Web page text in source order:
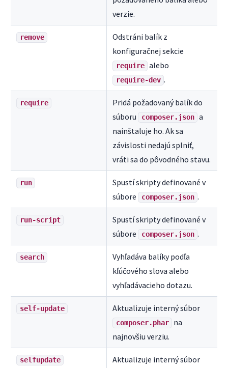
verzie.
remove
Odstráni balík z
konfiguračnej sekcie
require alebo
require-dev .
require
Pridá požadovaný balík do
súboru
composer.json a
nainštaluje ho. Ak sa
závislosti nedajú splniť,
vráti sa do pôvodného stavu.
run
Spustí skripty definované v
súbore
composer.json .
run-script
Spustí skripty definované v
súbore
composer.json .
search
Vyhľadáva balíky podľa
kľúčového slova alebo
vyhľadávacieho dotazu.
self-update Aktualizuje interný súbor
composer.phar
na
najnovšiu verziu.
selfupdate Aktualizuje interný súbor